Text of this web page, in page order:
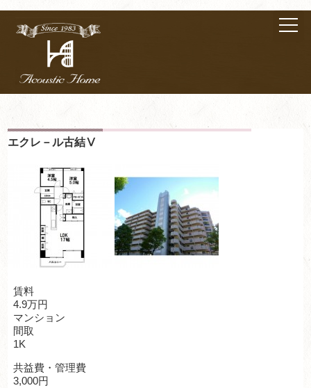
エクレ－ル古結Ⅴ
賃料
4.9万円
マンション
間取
1K
共益費・管理費
3,000円